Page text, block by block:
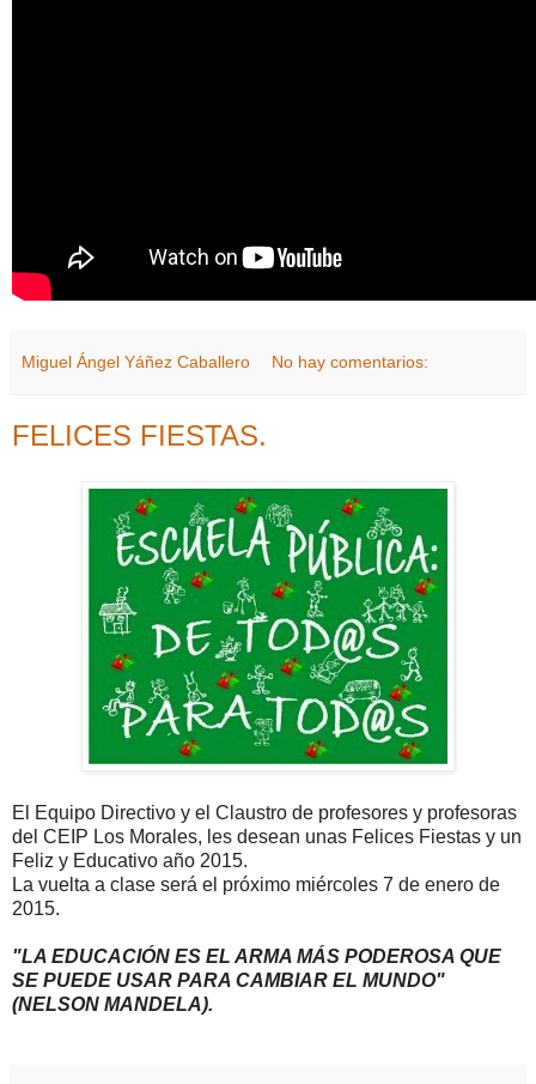
Miguel Ángel Yáñez Caballero No hay comentarios:
FELICES FIESTAS.
El Equipo Directivo y el Claustro de profesores y profesoras
del CEIP Los Morales, les desean unas Felices Fiestas y un
Feliz y Educativo año 2015.
La vuelta a clase será el próximo miércoles 7 de enero de
2015.
"LA EDUCACIÓN ES EL ARMA MÁS PODEROSA QUE
SE PUEDE USAR PARA CAMBIAR EL MUNDO"
(NELSON MANDELA).